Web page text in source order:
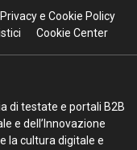
Privacy e Cookie Policy
Cookie Center
di testate e portali B2B
e dell’Innovazione
la cultura digitale e